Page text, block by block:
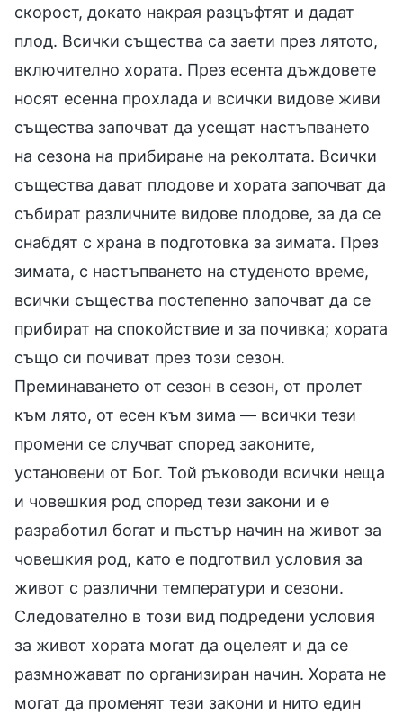
скорост, докато накрая разцъфтят и дадат
плод. Всички същества са заети през лятото,
включително хората. През есента дъждовете
носят есенна прохлада и всички видове живи
същества започват да усещат настъпването
на сезона на прибиране на реколтата. Всички
същества дават плодове и хората започват да
събират различните видове плодове, за да се
снабдят с храна в подготовка за зимата. През
зимата, с настъпването на студеното време,
всички същества постепенно започват да се
прибират на спокойствие и за почивка; хората
също си почиват през този сезон.
Преминаването от сезон в сезон, от пролет
към лято, от есен към зима — всички тези
промени се случват според законите,
установени от Бог. Той ръководи всички неща
и човешкия род според тези закони и е
разработил богат и пъстър начин на живот за
човешкия род, като е подготвил условия за
живот с различни температури и сезони.
Следователно в този вид подредени условия
за живот хората могат да оцелеят и да се
размножават по организиран начин. Хората не
могат да променят тези закони и нито един